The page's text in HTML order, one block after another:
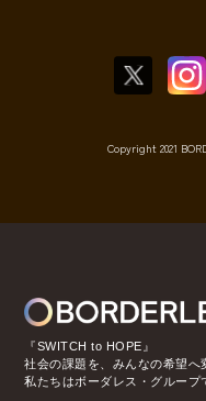
Copyright 2021
『SWITCH to HOPE』
社会の課題を、みんなの希望へ
私たちはボーダレス・グループ